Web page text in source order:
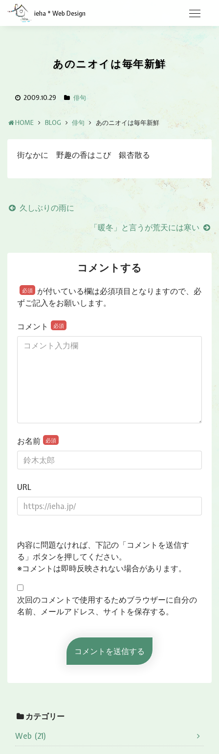
ieha * Web Design
あのニオイは毎年新鮮
2009.10.29 俳句
HOME BLOG 俳句 あのニオイは毎年新鮮
街なかに 野趣の香はこび 銀杏散る
久しぶりの雨に
「暖冬」と言うが荒天には寒い
コメントする
必須
が付いている欄は必須項目となりますので、必
ずご記入をお願いします。
コメント 必須
お名前 必須
URL
内容に問題なければ、下記の「コメントを送信す
る」ボタンを押してください。
※コメントは即時反映されない場合があります。
次回のコメントで使用するためブラウザーに自分の
名前、メールアドレス、サイトを保存する。
カテゴリー
Web (21)